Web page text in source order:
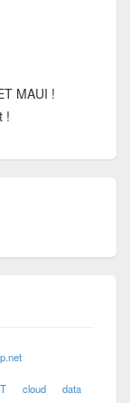
MAUI !
!
cloud data